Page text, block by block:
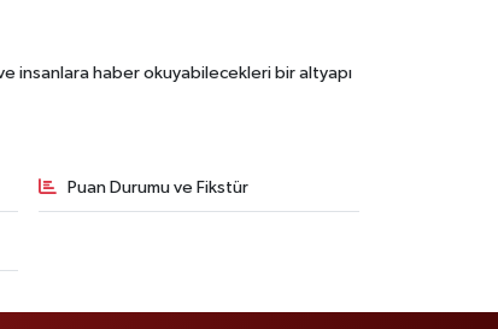
insanlara haber okuyabilecekleri bir altyapı
Puan Durumu ve Fikstür